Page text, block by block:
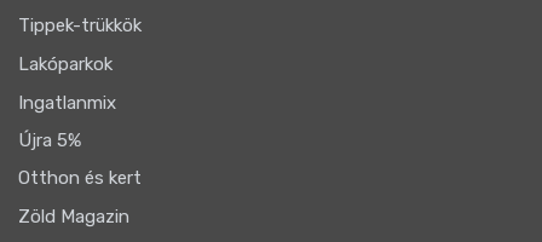
Tippek-trükkök
Lakóparkok
Ingatlanmix
Újra 5%
Otthon és kert
Zöld Magazin